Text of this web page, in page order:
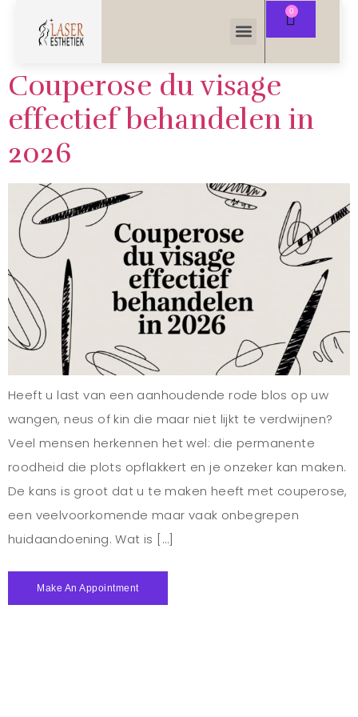
Couperose du visage
effectief behandelen in
2026
Heeft u last van een aanhoudende rode blos op uw
wangen, neus of kin die maar niet lijkt te verdwijnen?
Veel mensen herkennen het wel: die permanente
roodheid die plots opflakkert en je onzeker kan maken.
De kans is groot dat u te maken heeft met couperose,
een veelvoorkomende maar vaak onbegrepen
huidaandoening. Wat is […]
Make An Appointment